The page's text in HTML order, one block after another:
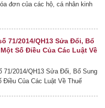
đơn của các hộ, cá nhân kinh
71/2014/QH13 Sửa Đổi, Bổ
Số Điều Của Các Luật Về
71/2014/QH13 Sửa Đổi, Bổ Sung
Điều Của Các Luật Về Thuế